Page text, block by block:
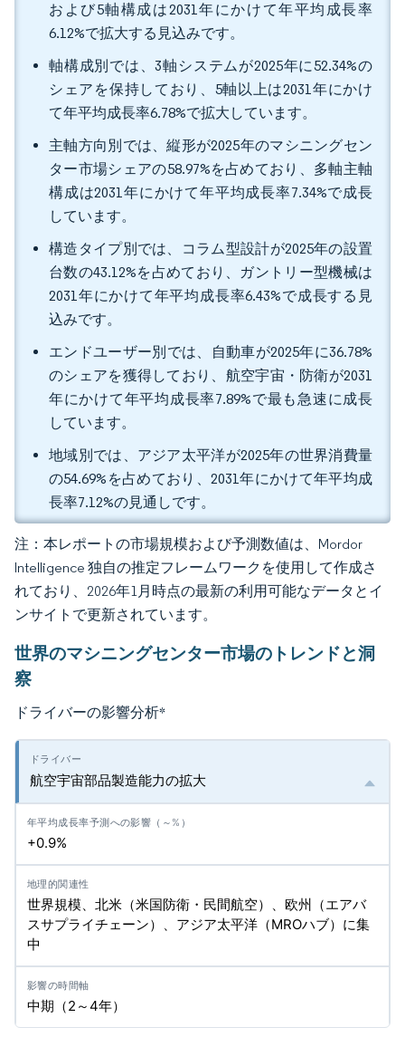
および5軸構成は2031年にかけて年平均成長率
6.12%で拡大する見込みです。
軸構成別では、3軸システムが2025年に52.34%の
シェアを保持しており、5軸以上は2031年にかけ
て年平均成長率6.78%で拡大しています。
主軸方向別では、縦形が2025年のマシニングセン
ター市場シェアの58.97%を占めており、多軸主軸
構成は2031年にかけて年平均成長率7.34%で成長
しています。
構造タイプ別では、コラム型設計が2025年の設置
台数の43.12%を占めており、ガントリー型機械は
2031年にかけて年平均成長率6.43%で成長する見
込みです。
エンドユーザー別では、自動車が2025年に36.78%
のシェアを獲得しており、航空宇宙・防衛が2031
年にかけて年平均成長率7.89%で最も急速に成長
しています。
地域別では、アジア太平洋が2025年の世界消費量
の54.69%を占めており、2031年にかけて年平均成
長率7.12%の見通しです。
注：本レポートの市場規模および予測数値は、Mordor
Intelligence 独自の推定フレームワークを使用して作成さ
れており、2026年1月時点の最新の利用可能なデータとイ
ンサイトで更新されています。
世界のマシニングセンター市場のトレンドと洞
察
ドライバーの影響分析*
航空宇宙部品製造能力の拡大
+0.9%
世界規模、北米（米国防衛・民間航空）、欧州（エアバ
スサプライチェーン）、アジア太平洋（MROハブ）に集
中
中期（2～4年）